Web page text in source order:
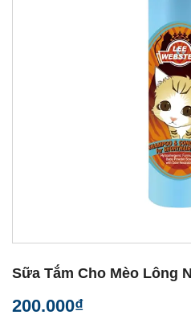
Sữa Tắm Cho Mèo Lông
200.000₫